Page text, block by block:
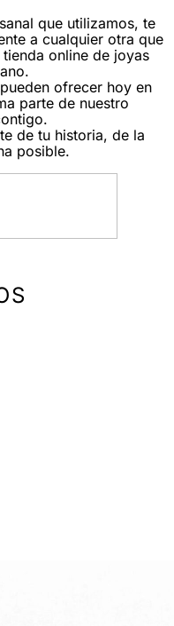
que utilizamos, te
a cualquier otra que
online de joyas
ofrecer hoy en
parte de nuestro
de tu historia, de la
posible.